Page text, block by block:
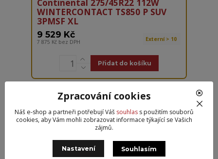
Continental 275/45R22 112W
WINTERCONTACT TS850 P SUV
3PMSF XL
9 529 Kč
7 875 Kč bez DPH Externí > 10
Přidat do košíku
Zpracování cookies
Náš e-shop a partneři potřebují Váš souhlass použitím souborů
cookies, aby Vám mohli zobrazovat informace týkající se Vašich
zájmů.
Nastavení Souhlasím